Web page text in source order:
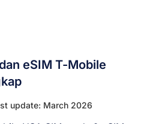
eSIM T-Mobile
update: March 2026